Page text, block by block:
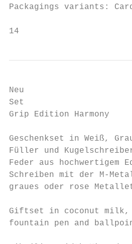
Packagings variants:
14
Neu
Set
Grip Edition Harmony
Geschenkset in Weiß,
Füller und
Feder aus
Schreiben mit der M-
graues oder rose
Giftset in coconut milk,
fountain pen and